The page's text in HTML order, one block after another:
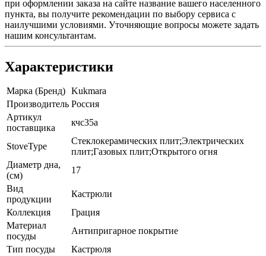
при оформлении заказа на сайте название вашего населенного
пункта, вы получите рекомендации по выбору сервиса с
наилучшими условиями. Уточняющие вопросы можете задать
нашим консультантам.
Характеристики
Марка (Бренд) Kukmara
Производитель Россия
Артикул
поставщика
кчс35а
StoveType
Стеклокерамических плит;Электрических
плит;Газовых плит;Открытого огня
Диаметр дна,
(см)
17
Вид
продукции
Кастрюли
Коллекция
Грация
Материал
посуды
Антипригарное покрытие
Тип посуды
Кастрюля